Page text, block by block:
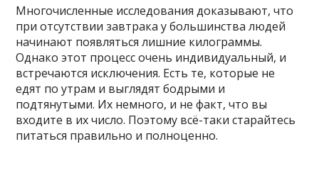
Многочисленные исследования доказывают, что
при отсутствии завтрака у большинства людей
начинают появляться лишние килограммы.
Однако этот процесс очень индивидуальный, и
встречаются исключения. Есть те, которые не
едят по утрам и выглядят бодрыми и
подтянутыми. Их немного, и не факт, что вы
входите в их число. Поэтому всё-таки старайтесь
питаться правильно и полноценно.